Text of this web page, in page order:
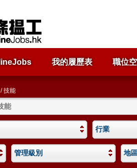
我的履歷表 職位
技能
行業
管理級別 地